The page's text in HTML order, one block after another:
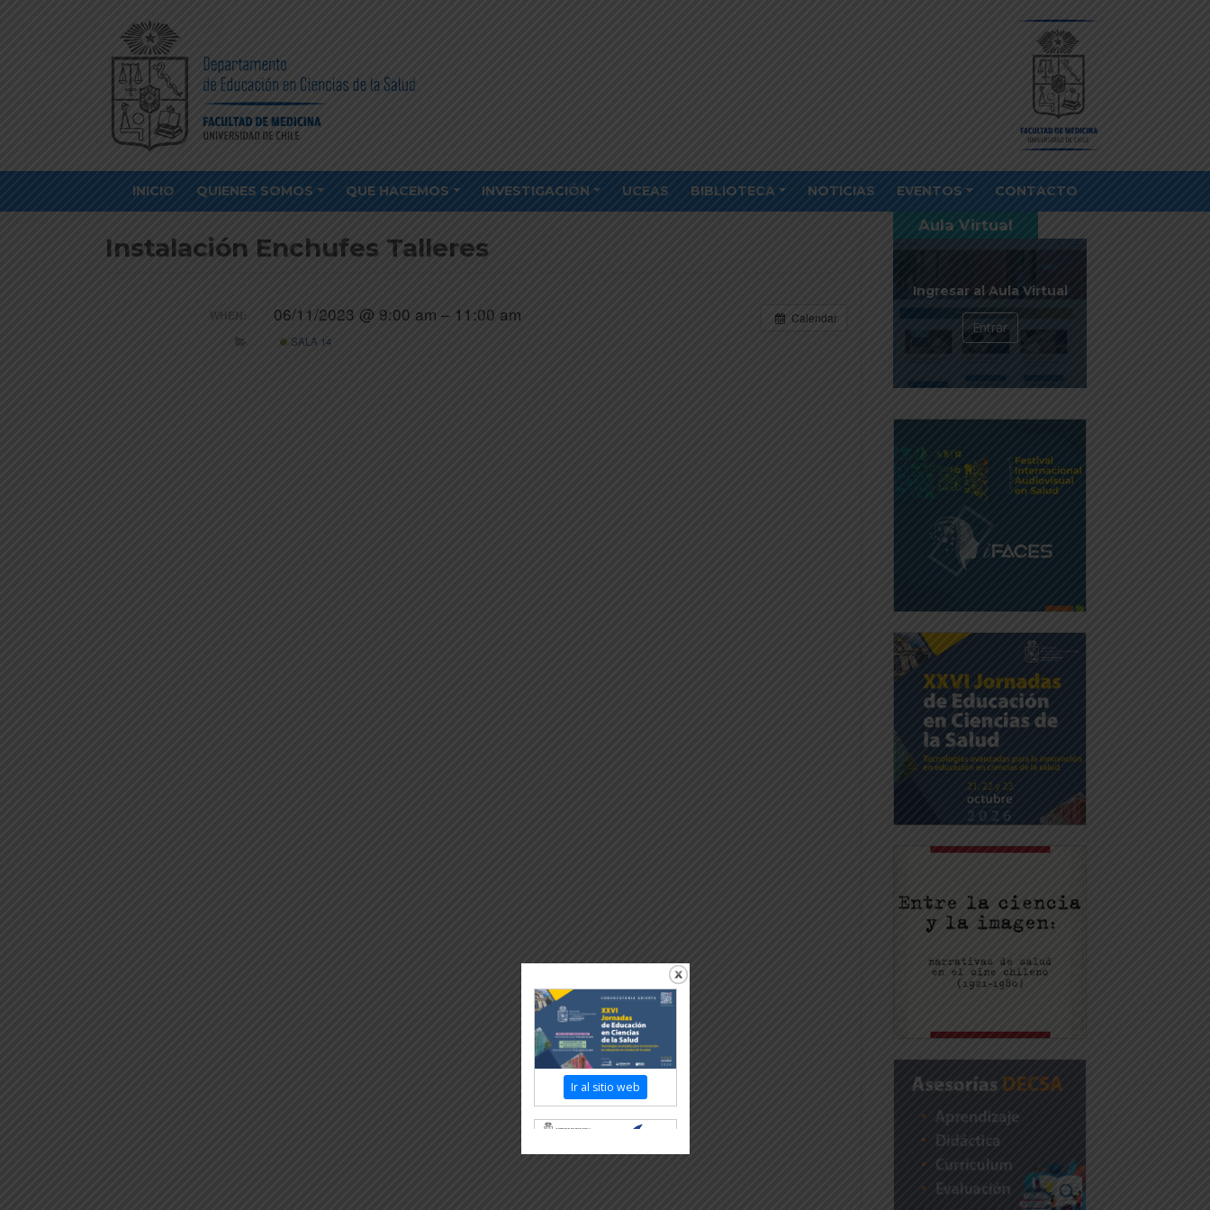
INICIO QUIENES SOMOS QUE HACEMOS INVESTIGACIÓN UCEAS BIBLIOTECA NOTICIAS EVENTOS CONTACTO
Instalación Enchufes Talleres
Calendar
WHEN: 06/11/2023 @ 9:00 am – 11:00 am
SALA 14
Aula Virtual
Ingresar al Aula Virtual
Entrar
Ir al sitio web